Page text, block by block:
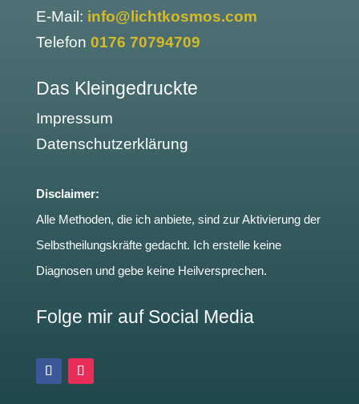
E-Mail: info@lichtkosmos.com
Telefon 0176 70794709
Das Kleingedruckte
Impressum
Datenschutzerklärung
Disclaimer:
Alle Methoden, die ich anbiete, sind zur Aktivierung der
Selbstheilungskräfte gedacht. Ich erstelle keine
Diagnosen und gebe keine Heilversprechen.
Folge mir auf Social Media